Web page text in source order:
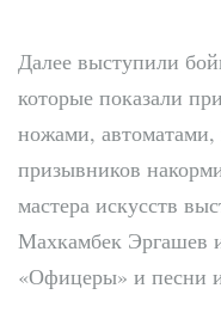
Далее выступили
которые показали
ножами,
призывников
мастера искусств
Махкамбек Эргашев
«Офицеры» и песни